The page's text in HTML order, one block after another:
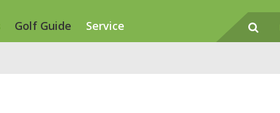
Golf Guide Service